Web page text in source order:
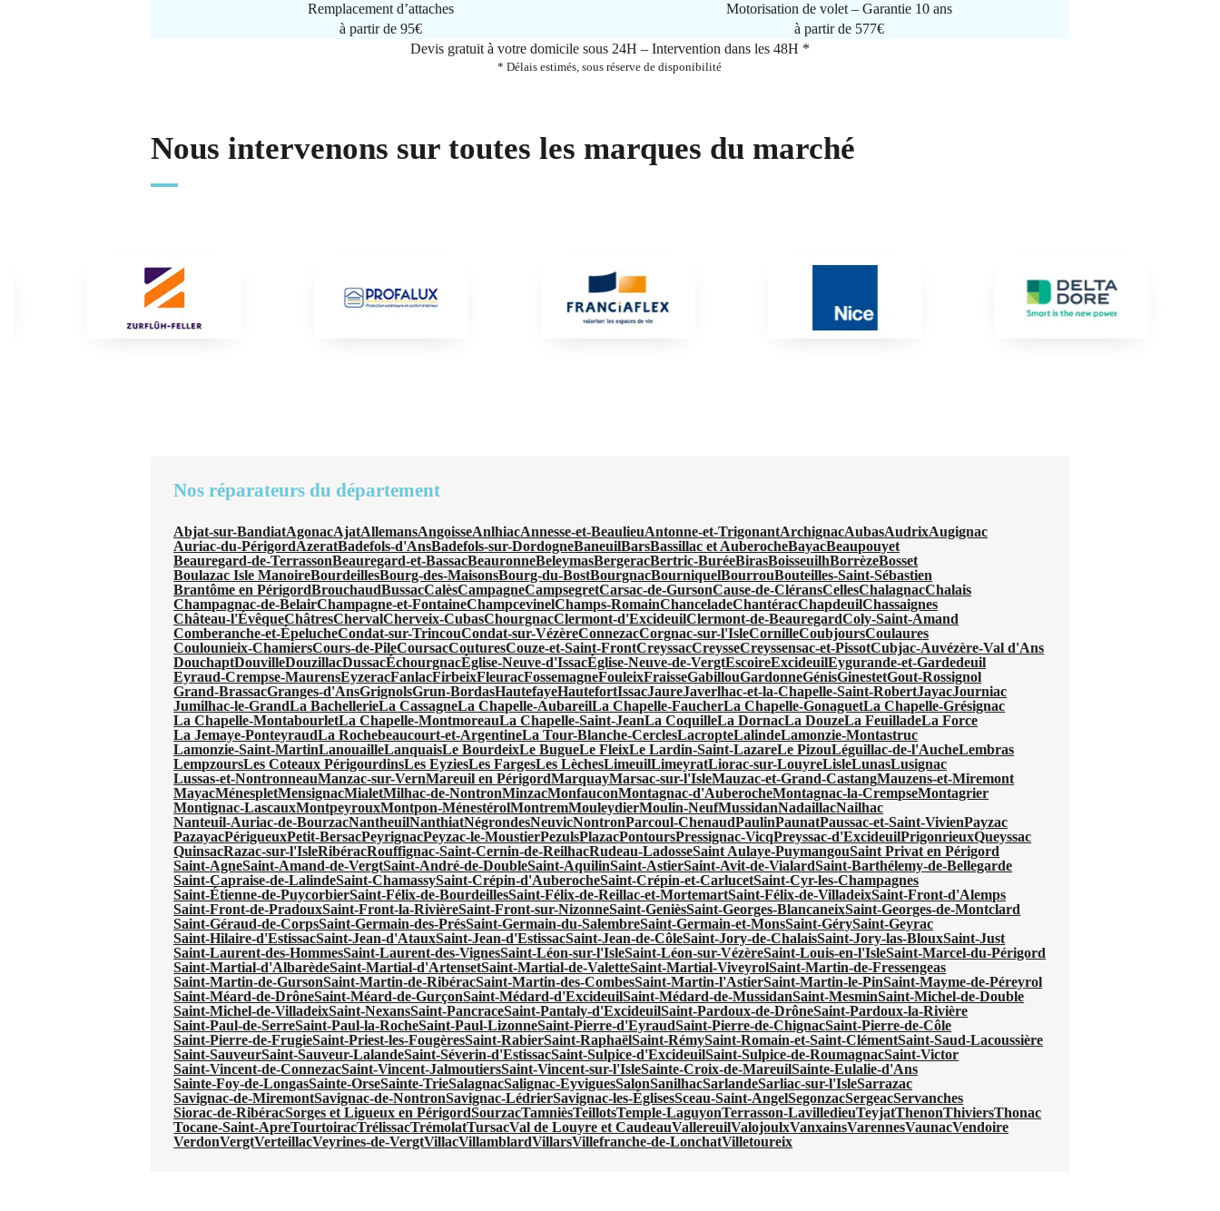
Remplacement d’attaches
à partir de 95€
Motorisation de volet – Garantie 10 ans
à partir de 577€
Devis gratuit à votre domicile sous 24H – Intervention dans les 48H *
* Délais estimés, sous réserve de disponibilité
Nous intervenons sur toutes les marques du marché
Nos réparateurs du département
Abjat-sur-BandiatAgonacAjatAllemansAngoisseAnlhiacAnnesse-et-BeaulieuAntonne-et-TrigonantArchignacAubasAudrixAugignac
Auriac-du-PérigordAzeratBadefols-d'AnsBadefols-sur-DordogneBaneuilBarsBassillac et AuberocheBayacBeaupouyet
Beauregard-de-TerrassonBeauregard-et-BassacBeauronneBeleymasBergeracBertric-BuréeBirasBoisseuilhBorrèzeBosset
Boulazac Isle ManoireBourdeillesBourg-des-MaisonsBourg-du-BostBourgnacBourniquelBourrouBouteilles-Saint-Sébastien
Brantôme en PérigordBrouchaudBussacCalèsCampagneCampsegretCarsac-de-GursonCause-de-CléransCellesChalagnacChalais
Champagnac-de-BelairChampagne-et-FontaineChampcevinelChamps-RomainChanceladeChantéracChapdeuilChassaignes
Château-l'ÉvêqueChâtresChervalCherveix-CubasChourgnacClermont-d'ExcideuilClermont-de-BeauregardColy-Saint-Amand
Comberanche-et-ÉpelucheCondat-sur-TrincouCondat-sur-VézèreConnezacCorgnac-sur-l'IsleCornilleCoubjoursCoulaures
Coulounieix-ChamiersCours-de-PileCoursacCouturesCouze-et-Saint-FrontCreyssacCreysseCreyssensac-et-PissotCubjac-Auvézère-Val d'Ans
DouchaptDouvilleDouzillacDussacÉchourgnacÉglise-Neuve-d'IssacÉglise-Neuve-de-VergtEscoireExcideuilEygurande-et-Gardedeuil
Eyraud-Crempse-MaurensEyzeracFanlacFirbeixFleuracFossemagneFouleixFraisseGabillouGardonneGénisGinestetGout-Rossignol
Grand-BrassacGranges-d'AnsGrignolsGrun-BordasHautefayeHautefortIssacJaureJaverlhac-et-la-Chapelle-Saint-RobertJayacJourniac
Jumilhac-le-GrandLa BachellerieLa CassagneLa Chapelle-AubareilLa Chapelle-FaucherLa Chapelle-GonaguetLa Chapelle-Grésignac
La Chapelle-MontabourletLa Chapelle-MontmoreauLa Chapelle-Saint-JeanLa CoquilleLa DornacLa DouzeLa FeuilladeLa Force
La Jemaye-PonteyraudLa Rochebeaucourt-et-ArgentineLa Tour-Blanche-CerclesLacropteLalindeLamonzie-Montastruc
Lamonzie-Saint-MartinLanouailleLanquaisLe BourdeixLe BugueLe FleixLe Lardin-Saint-LazareLe PizouLéguillac-de-l'AucheLembras
LempzoursLes Coteaux PérigourdinsLes EyziesLes FargesLes LèchesLimeuilLimeyratLiorac-sur-LouyreLisleLunasLusignac
Lussas-et-NontronneauManzac-sur-VernMareuil en PérigordMarquayMarsac-sur-l'IsleMauzac-et-Grand-CastangMauzens-et-Miremont
MayacMénespletMensignacMialetMilhac-de-NontronMinzacMonfauconMontagnac-d'AuberocheMontagnac-la-CrempseMontagrier
Montignac-LascauxMontpeyrouxMontpon-MénestérolMontremMouleydierMoulin-NeufMussidanNadaillacNailhac
Nanteuil-Auriac-de-BourzacNantheuilNanthiatNégrondesNeuvicNontronParcoul-ChenaudPaulinPaunatPaussac-et-Saint-VivienPayzac
PazayacPérigueuxPetit-BersacPeyrignacPeyzac-le-MoustierPezulsPlazacPontoursPressignac-VicqPreyssac-d'ExcideuilPrigonrieuxQueyssac
QuinsacRazac-sur-l'IsleRibéracRouffignac-Saint-Cernin-de-ReilhacRudeau-LadosseSaint Aulaye-PuymangouSaint Privat en Périgord
Saint-AgneSaint-Amand-de-VergtSaint-André-de-DoubleSaint-AquilinSaint-AstierSaint-Avit-de-VialardSaint-Barthélemy-de-Bellegarde
Saint-Capraise-de-LalindeSaint-ChamassySaint-Crépin-d'AuberocheSaint-Crépin-et-CarlucetSaint-Cyr-les-Champagnes
Saint-Étienne-de-PuycorbierSaint-Félix-de-BourdeillesSaint-Félix-de-Reillac-et-MortemartSaint-Félix-de-VilladeixSaint-Front-d'Alemps
Saint-Front-de-PradouxSaint-Front-la-RivièreSaint-Front-sur-NizonneSaint-GenièsSaint-Georges-BlancaneixSaint-Georges-de-Montclard
Saint-Géraud-de-CorpsSaint-Germain-des-PrésSaint-Germain-du-SalembreSaint-Germain-et-MonsSaint-GérySaint-Geyrac
Saint-Hilaire-d'EstissacSaint-Jean-d'AtauxSaint-Jean-d'EstissacSaint-Jean-de-CôleSaint-Jory-de-ChalaisSaint-Jory-las-BlouxSaint-Just
Saint-Laurent-des-HommesSaint-Laurent-des-VignesSaint-Léon-sur-l'IsleSaint-Léon-sur-VézèreSaint-Louis-en-l'IsleSaint-Marcel-du-Périgord
Saint-Martial-d'AlbarèdeSaint-Martial-d'ArtensetSaint-Martial-de-ValetteSaint-Martial-ViveyrolSaint-Martin-de-Fressengeas
Saint-Martin-de-GursonSaint-Martin-de-RibéracSaint-Martin-des-CombesSaint-Martin-l'AstierSaint-Martin-le-PinSaint-Mayme-de-Péreyrol
Saint-Méard-de-DrôneSaint-Méard-de-GurçonSaint-Médard-d'ExcideuilSaint-Médard-de-MussidanSaint-MesminSaint-Michel-de-Double
Saint-Michel-de-VilladeixSaint-NexansSaint-PancraceSaint-Pantaly-d'ExcideuilSaint-Pardoux-de-DrôneSaint-Pardoux-la-Rivière
Saint-Paul-de-SerreSaint-Paul-la-RocheSaint-Paul-LizonneSaint-Pierre-d'EyraudSaint-Pierre-de-ChignacSaint-Pierre-de-Côle
Saint-Pierre-de-FrugieSaint-Priest-les-FougèresSaint-RabierSaint-RaphaëlSaint-RémySaint-Romain-et-Saint-ClémentSaint-Saud-Lacoussière
Saint-SauveurSaint-Sauveur-LalandeSaint-Séverin-d'EstissacSaint-Sulpice-d'ExcideuilSaint-Sulpice-de-RoumagnacSaint-Victor
Saint-Vincent-de-ConnezacSaint-Vincent-JalmoutiersSaint-Vincent-sur-l'IsleSainte-Croix-de-MareuilSainte-Eulalie-d'Ans
Sainte-Foy-de-LongasSainte-OrseSainte-TrieSalagnacSalignac-EyviguesSalonSanilhacSarlandeSarliac-sur-l'IsleSarrazac
Savignac-de-MiremontSavignac-de-NontronSavignac-LédrierSavignac-les-ÉglisesSceau-Saint-AngelSegonzacSergeacServanches
Siorac-de-RibéracSorges et Ligueux en PérigordSourzacTamnièsTeillotsTemple-LaguyonTerrasson-LavilledieuTeyjatThenonThiviersThonac
Tocane-Saint-ApreTourtoiracTrélissacTrémolatTursacVal de Louyre et CaudeauVallereuilValojoulxVanxainsVarennesVaunacVendoire
VerdonVergtVerteillacVeyrines-de-VergtVillacVillamblardVillarsVillefranche-de-LonchatVilletoureix